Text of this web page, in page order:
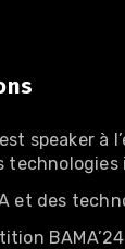
speaker à
technologies
et des
BAMA’24